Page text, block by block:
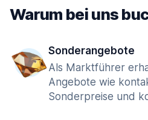
Warum bei uns
Sonderangebote
Als Marktführer
Angebote wie
Sonderpreise und